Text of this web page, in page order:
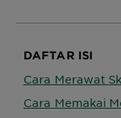
DAFTAR ISI
Cara Merawat
Cara Memakai